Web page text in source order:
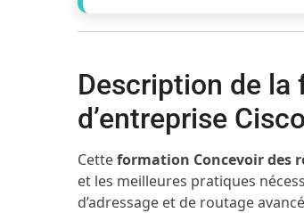
Description de la
d’entreprise Cisco
Cetteformation Concevoir des
et les meilleures pratiques
d’adressage et de routage